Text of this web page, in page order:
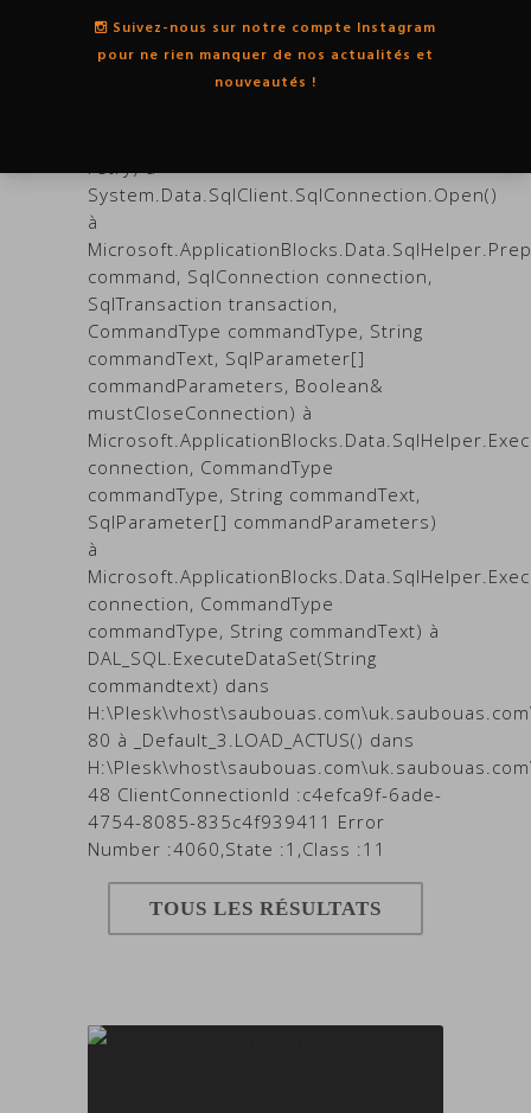
TaskCompletionSource`1 retry,
DbConnectionOptions userOptions) à
retry) à
System.Data.SqlClient.SqlConnection.Open()
à
command, SqlConnection connection,
SqlTransaction transaction,
CommandType commandType, String
commandText, SqlParameter[]
commandParameters, Boolean&
mustCloseConnection) à
connection, CommandType
commandType, String commandText,
SqlParameter[] commandParameters)
à
connection, CommandType
commandType, String commandText) à
DAL_SQL.ExecuteDataSet(String
commandtext) dans
80 à _Default_3.LOAD_ACTUS() dans
48 ClientConnectionId :c4efca9f-6ade-
4754-8085-835c4f939411 Error
Number :4060,State :1,Class :11
TOUS LES RÉSULTATS
Suivez-nous sur notre compte Instagram
pour ne rien manquer de nos actualités et
nouveautés !